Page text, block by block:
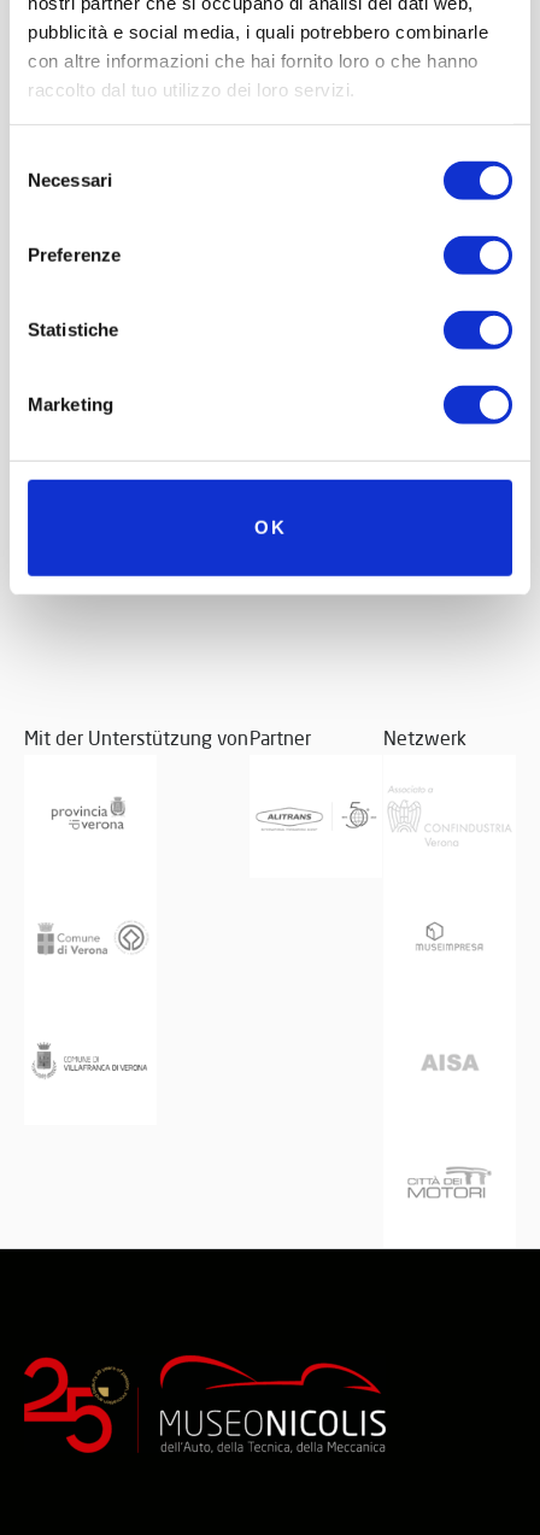
pubblicità e social media, i quali potrebbero combinarle
con altre informazioni che hai fornito loro o che hanno
raccolto dal tuo utilizzo dei loro servizi.
delNecessari
Preferenze
Statistiche
Marketing
OK
Memorial LUCIANO NICOLIS
Mit der Unterstützung vonPartner Netzwerk